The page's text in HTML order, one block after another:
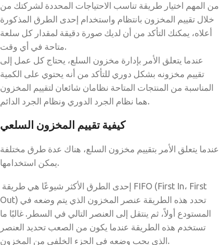
من المهم اختيار طريقة تناسب الاحتياجات المحددة لشركتك من
خلال تقييم المخزون بانتظام واستخدام إحدى الطرق المذكورة
أعلاه، يمكنك التأكد من أن لديك صورة دقيقة لمقدار كل سلعة
متاحة في أي وقت.
عندما يتعلق الأمر بإدارة مخزون السلع، يحتاج كل عمل إلى
تقييم مخزونه بشكل دوري للتأكد من أنه يحتوي على الكمية
المناسبة من المنتجات المتاحة نظامان شائعان لتقييم المخزون
هما نظام الجرد الدوري ونظام الجرد الدائم.
كيفية تقييم المخزون السلعي
عندما يتعلق الأمر بتقييم مخزون السلع، هناك عدة طرق مختلفة
يمكن استخدامها.
Out) تحدد هذه الطريقة عنصر المخزون الذي يتم وضعه في
المستودع أولاً، ثم ينتقل إلى العنصر التالي في السطر. غالبًا ما
تستخدم هذه الطريقة عندما يكون من الصعب تحديد العنصر
الذي يجب وضعه في الجزء الخلفي من المخزون.